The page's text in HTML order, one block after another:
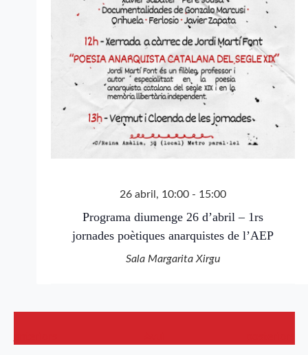
26 abril, 10:00- 15:00
Programa diumenge 26 d’abril – 1rs
jornades poètiques anarquistes de l’AEP
Sala Margarita Xirgu